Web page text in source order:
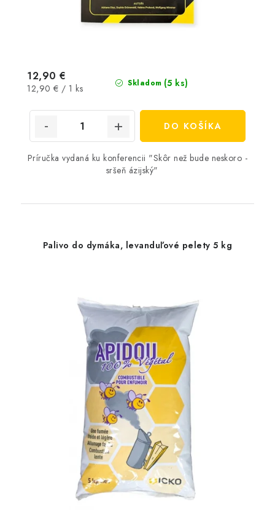
Skladom (5 ks)
12,90 €
Jednotková
12,90 € / 1 ks
DO KOŠÍKA
Príručka vydaná ku konferencii "Skôr než bude neskoro -
sršeň ázijský"
Palivo do dymáka, levanduľové pelety 5 kg